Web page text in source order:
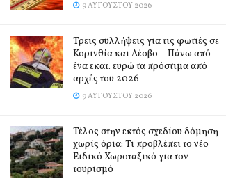
9 ΑΥΓΟΎΣΤΟΥ 2026
Τρεις συλλήψεις για τις φωτιές σε
Κορινθία και Λέσβο – Πάνω από
ένα εκατ. ευρώ τα πρόστιμα από
αρχές του 2026
9 ΑΥΓΟΎΣΤΟΥ 2026
Τέλος στην εκτός σχεδίου δόμηση
χωρίς όρια: Τι προβλέπει το νέο
Ειδικό Χωροταξικό για τον
τουρισμό